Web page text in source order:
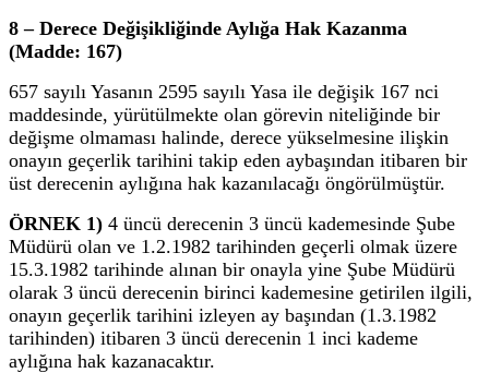
8 – Derece Değişikliğinde Aylığa Hak Kazanma
(Madde: 167)
657 sayılı Yasanın 2595 sayılı Yasa ile değişik 167 nci
maddesinde, yürütülmekte olan görevin niteliğinde bir
değişme olmaması halinde, derece yükselmesine ilişkin
onayın geçerlik tarihini takip eden aybaşından itibaren bir
üst derecenin aylığına hak kazanılacağı öngörülmüştür.
ÖRNEK 1) 4 üncü derecenin 3 üncü kademesinde Şube
Müdürü olan ve 1.2.1982 tarihinden geçerli olmak üzere
15.3.1982 tarihinde alınan bir onayla yine Şube Müdürü
olarak 3 üncü derecenin birinci kademesine getirilen ilgili,
onayın geçerlik tarihini izleyen ay başından (1.3.1982
tarihinden) itibaren 3 üncü derecenin 1 inci kademe
aylığına hak kazanacaktır.